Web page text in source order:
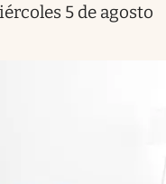
5 de agosto